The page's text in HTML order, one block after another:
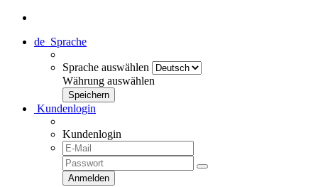
de Sprache
Sprache auswählen
Währung auswählen
Kundenlogin
Kundenlogin